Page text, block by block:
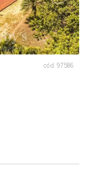
cód. 97586